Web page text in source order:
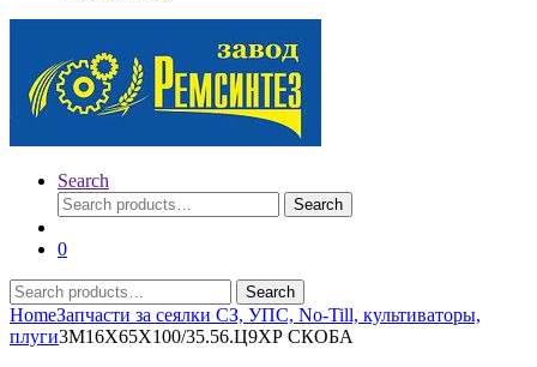
Search
Search
for:
Search
0
Search
for:
Search
HomeЗапчасти за сеялки СЗ, УПС, No-Till, культиваторы,
плуги3М16Х65Х100/35.56.Ц9ХР СКОБА